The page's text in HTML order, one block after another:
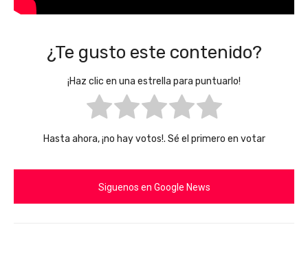
¿Te gusto este contenido?
¡Haz clic en una estrella para puntuarlo!
Hasta ahora, ¡no hay votos!. Sé el primero en votar
Siguenos en Google News